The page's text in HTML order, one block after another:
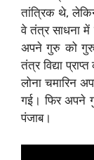
तांत्रिक थे,
वे तंत्र साधना
अपने गुरु को
तंत्र विद्या
लोना चमारिन
गई। फिर अपने
पंजाब।